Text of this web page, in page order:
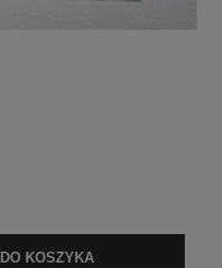
DO KOSZYKA